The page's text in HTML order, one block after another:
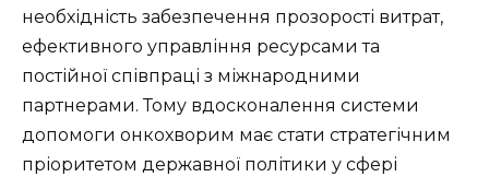
необхідність забезпечення прозорості витрат,
ефективного управління ресурсами та
постійної співпраці з міжнародними
партнерами. Тому вдосконалення системи
допомоги онкохворим має стати стратегічним
пріоритетом державної політики у сфері